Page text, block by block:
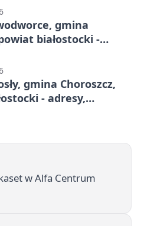
gmina
białostocki -
gmina Choroszcz,
- adresy,
w Alfa Centrum